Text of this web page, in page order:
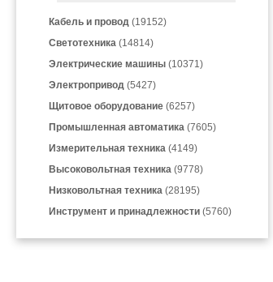
Кабель и провод (19152)
Светотехника (14814)
Электрические машины (10371)
Электропривод (5427)
Щитовое оборудование (6257)
Промышленная автоматика (7605)
Измерительная техника (4149)
Высоковольтная техника (9778)
Низковольтная техника (28195)
Инструмент и принадлежности (5760)